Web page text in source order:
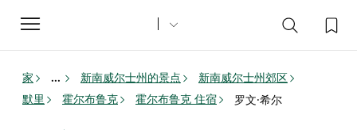
Toggle
navigation
家 ... 新南威尔士州的景点
新南威尔士州郊区
默里
霍尔布鲁克 霍尔布鲁克 住宿 罗文·希尔